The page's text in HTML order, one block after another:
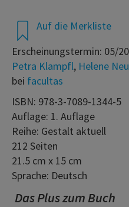
Auf die Merkliste
Erscheinungstermin: 05/
Petra Klampfl, Helene
bei facultas
ISBN: 978-3-7089-1344-5
Auflage: 1. Auflage
Reihe: Gestalt aktuell
212 Seiten
21.5 cm x 15 cm
Sprache: Deutsch
Das Plus zum Buch